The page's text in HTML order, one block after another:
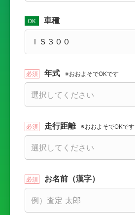
車種
年式 ※おおよそでOKです
走行距離 ※おおよそでOKです
お名前（漢字）